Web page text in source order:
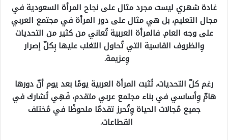
غادة شهري ليست مجرد مثال على نجاح المرأة السعودية في
مجال التعليم، بل هي مثال على دور المرأة في مجتمع العربي
على وجه العام. فالمرأة العربية تُعاني من كثير من التحديات
وِالظروف القاسية التي تُحاول التغلب عليها بِكلّ إصرار
وِعزيمة.
رغم كلّ التحديات، تُثبت المرأة العربية يومًا بعد يوم أنّ دورها
هامّ وِأساسي في بناء مجتمع عربي متقدم، فَهِي تُشارك في
جميع مُجالات الحياة وِتُحرز تقدمًا ملحوظًا في مُختلف
القطاعات.